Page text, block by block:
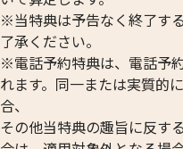
※当特典は予告なく終了す
了承ください。
※電話予約特典は、電話予
れます。同一または実質的
合、
その他当特典の趣旨に反す